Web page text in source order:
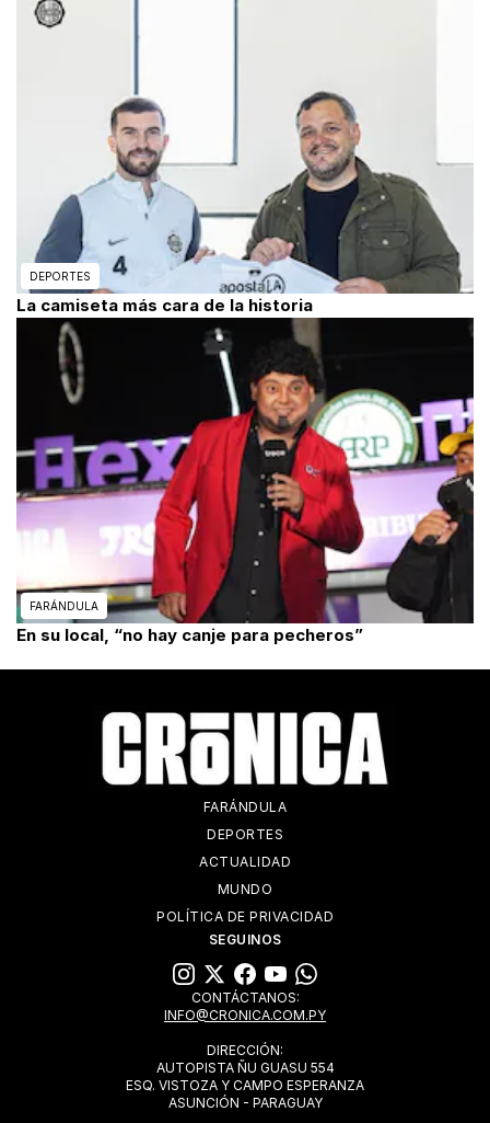
DEPORTES
La camiseta más cara de la historia
FARÁNDULA
En su local, “no hay canje para pecheros”
FARÁNDULA
DEPORTES
ACTUALIDAD
MUNDO
POLÍTICA DE PRIVACIDAD
SEGUINOS
CONTÁCTANOS:
INFO@CRONICA.COM.PY
DIRECCIÓN:
AUTOPISTA ÑU GUASU 554
ESQ. VISTOZA Y CAMPO ESPERANZA
ASUNCIÓN - PARAGUAY